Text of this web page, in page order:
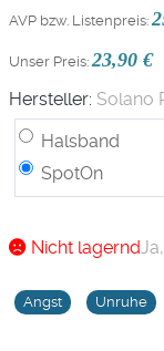
AVP bzw. Listenpreis:
Unser Preis: 23,90 €
Hersteller: Solano
Halsband
SpotOn
Nicht lagernd
Angst Unruhe